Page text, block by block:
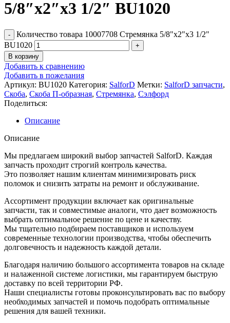
5/8″x2″x3 1/2″ BU1020
Количество товара 10007708 Стремянка 5/8"x2"x3 1/2"
BU1020
В корзину
Добавить к сравнению
Добавить в пожелания
Артикул: BU1020 Категория: SalforD Метки: SalforD запчасти,
Скоба, Скоба П-образная, Стремянка, Сэлфорд
Поделиться:
Описание
Описание
Мы предлагаем широкий выбор запчастей SalforD. Каждая
запчасть проходит строгий контроль качества.
Это позволяет нашим клиентам минимизировать риск
поломок и снизить затраты на ремонт и обслуживание.
Ассортимент продукции включает как оригинальные
запчасти, так и совместимые аналоги, что дает возможность
выбрать оптимальное решение по цене и качеству.
Мы тщательно подбираем поставщиков и используем
современные технологии производства, чтобы обеспечить
долговечность и надежность каждой детали.
Благодаря наличию большого ассортимента товаров на складе
и налаженной системе логистики, мы гарантируем быструю
доставку по всей территории РФ.
Наши специалисты готовы проконсультировать вас по выбору
необходимых запчастей и помочь подобрать оптимальные
решения для вашей техники.